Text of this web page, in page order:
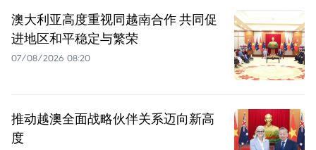
澳大利亚高度重视同越南合作 共同促
进地区和平稳定与繁荣
07/08/2026 08:20
推动越澳全面战略伙伴关系迈向新高
度